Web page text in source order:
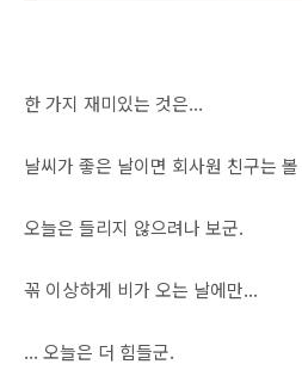
한 가지 재미있는 것은...
날씨가 좋은 날이면 회사원 친구는
오늘은 들리지 않으려나 보군.
꼮 이상하게 비가 오는 날에만...
... 오늘은 더 힘들군.